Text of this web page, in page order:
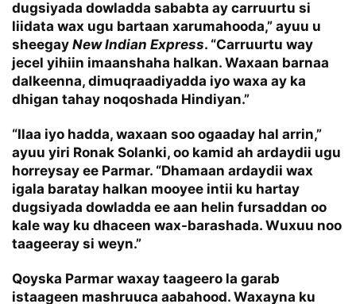
dugsiyada dowladda sababta ay carruurtu si
liidata wax ugu bartaan xarumahooda,” ayuu u
sheegay New Indian Express. “Carruurtu way
jecel yihiin imaanshaha halkan. Waxaan barnaa
dalkeenna, dimuqraadiyadda iyo waxa ay ka
dhigan tahay noqoshada Hindiyan.”
“Ilaa iyo hadda, waxaan soo ogaaday hal arrin,”
ayuu yiri Ronak Solanki, oo kamid ah ardaydii ugu
horreysay ee Parmar. “Dhamaan ardaydii wax
igala baratay halkan mooyee intii ku hartay
dugsiyada dowladda ee aan helin fursaddan oo
kale way ku dhaceen wax-barashada. Wuxuu noo
taageeray si weyn.”
Qoyska Parmar waxay taageero la garab
istaageen mashruuca aabahood. Waxayna ku